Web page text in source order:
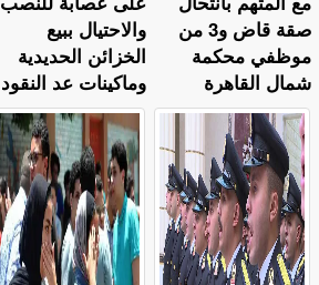
والاحتيال ببيع
الخزائن الحديدية
وماكينات عد النقود
صقة قاض و3 من
موظفي محكمة
شمال القاهرة